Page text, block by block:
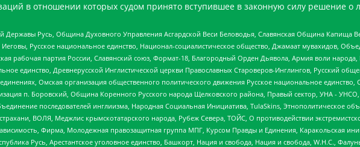
в отношении которых судом принято вступившее в законную силу решение о
Державы Русь, Община Духовного Управления Асгардской Веси Беловодья, Славянская Община Капища
Русское национальное единство, Национал-социалистическое общество, Джамаат мувахидов,
рабочая партия России, Славянский союз, Формат-18, Благородный Орден Дьявола, Армия воли
единство, Древнерусской Инглистической церкви Православных Староверов-Инглингов, Русский
Омская организация общественного политического движения Русское национальное единство,
п. Боровский, Община Коренного Русского народа Щелковского района, Правый сектор, УНА - УНСО,
последователей инглиизма, Народная Социальная Инициатива, TulaSkins, Этнополитическое
ВОЛЯ, Меджлис крымскотатарского народа, Рубеж Севера, ТОЙС, О противодействии
Фирма, Молодежная правозащитная группа МПГ, Курсом Правды и Единения, Каракольская
Русь, Арестантское уголовное единство, Башкорт, Нация и свобода, Нация и свобода, W.H.С.,